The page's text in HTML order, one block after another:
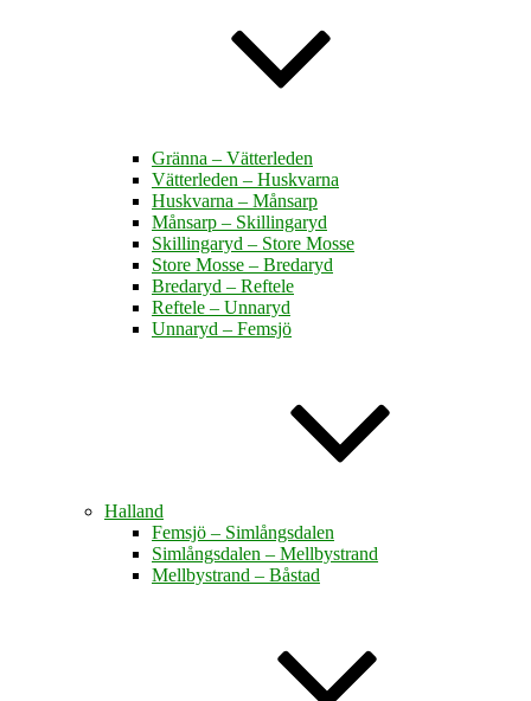
Gränna – Vätterleden
Vätterleden – Huskvarna
Huskvarna – Månsarp
Månsarp – Skillingaryd
Skillingaryd – Store Mosse
Store Mosse – Bredaryd
Bredaryd – Reftele
Reftele – Unnaryd
Unnaryd – Femsjö
Halland
Femsjö – Simlångsdalen
Simlångsdalen – Mellbystrand
Mellbystrand – Båstad